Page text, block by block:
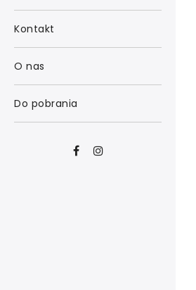
Kontakt
O nas
Do pobrania